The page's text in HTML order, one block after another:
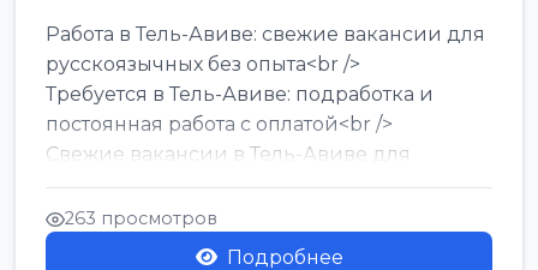
Работа в Тель-Авиве: свежие вакансии для
русскоязычных без опыта<br />
Требуется в Тель-Авиве: подработка и
постоянная работа с оплатой<br />
Свежие вакансии в Тель-Авиве для
мужчин и женщин от хозя...
263 просмотров
Подробнее